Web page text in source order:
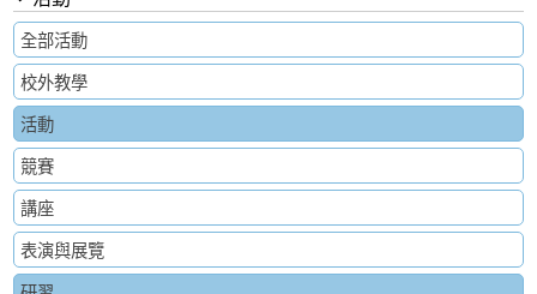
全部活動
校外教學
活動
競賽
講座
表演與展覽